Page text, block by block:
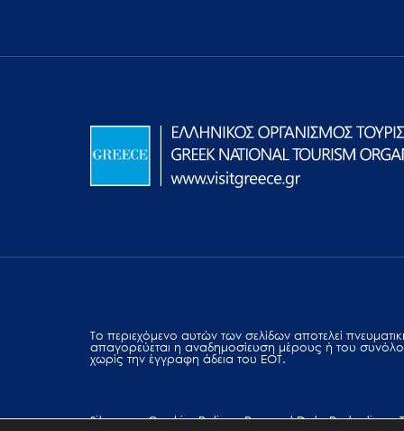
Το περιεχόμενο αυτών των σελίδων αποτελεί
απαγορεύεται η αναδημοσίευση μέρους ή του
χωρίς την έγγραφη άδεια του ΕΟΤ.
Sitemap Cookies Policy Personal Data Protection